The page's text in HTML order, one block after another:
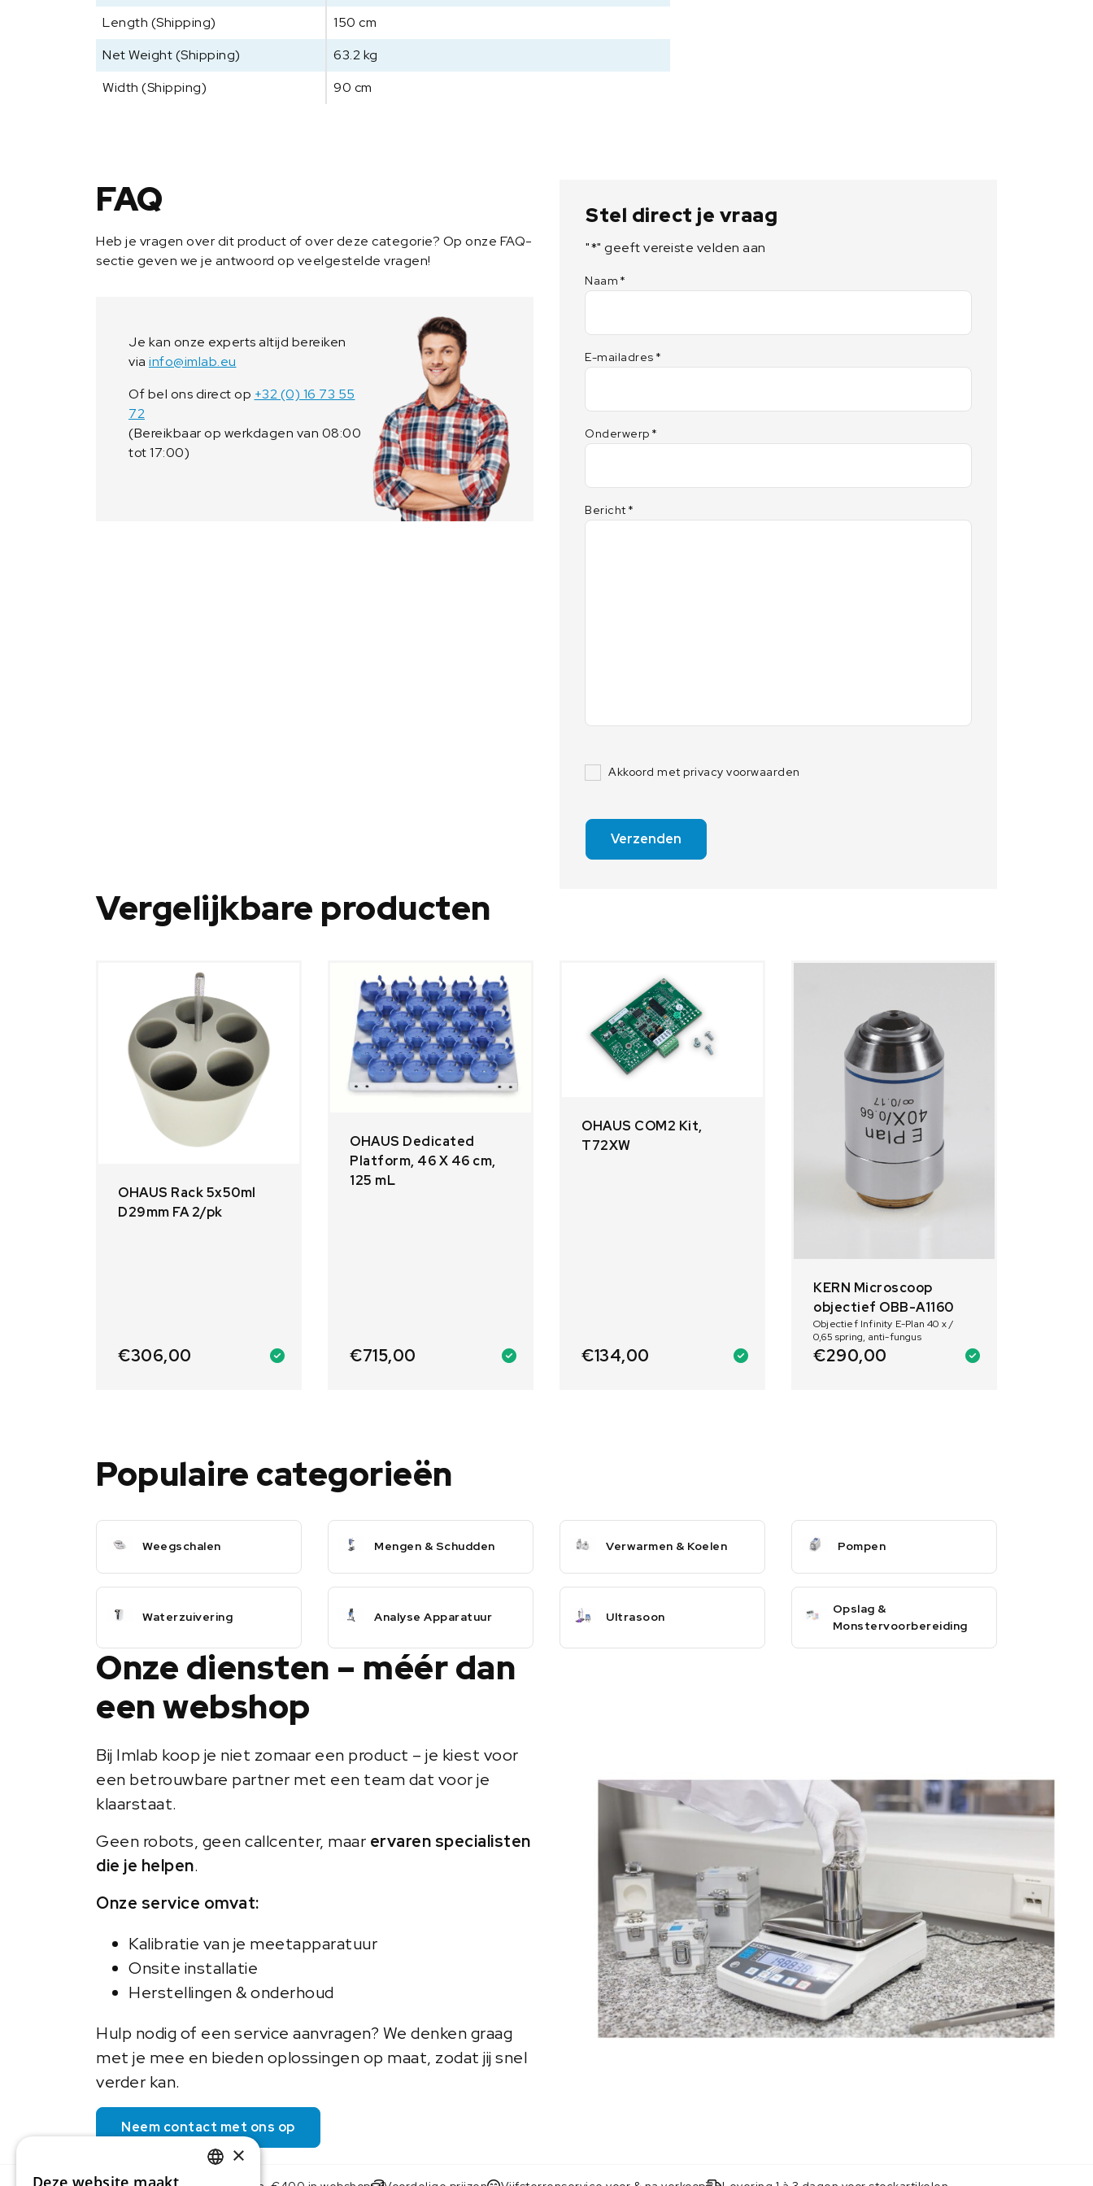
t
l
Length (Shipping)
150 cm
Net Weight (Shipping)
63.2 kg
Width (Shipping)
90 cm
FAQ
Heb je vragen over dit product of over deze categorie? Op onze FAQ-
sectie geven we je antwoord op veelgestelde vragen!
Je kan onze experts altijd bereiken
via info@imlab.eu
Of bel ons direct op +32 (0) 16 73 55
72
(Bereikbaar op werkdagen van 08:00
tot 17:00)
Stel direct je vraag
"*" geeft vereiste velden aan
Naam *
E-mailadres *
Onderwerp *
Bericht *
Akkoord met privacy voorwaarden
Verzenden
Vergelijkbare producten
OHAUS Rack 5x50ml
D29mm FA 2/pk
€306,00
OHAUS Dedicated
Platform, 46 X 46 cm,
125 mL
€715,00
OHAUS COM2 Kit,
T72XW
€134,00
KERN Microscoop
objectief OBB-A1160
Objectief Infinity E-Plan 40 x /
0,65 spring, anti-fungus
€290,00
Populaire categorieën
Weegschalen Mengen & Schudden Verwarmen & Koelen Pompen
Waterzuivering Analyse Apparatuur Ultrasoon
Opslag &
Monstervoorbereiding
Onze diensten – méér dan
een webshop
Bij Imlab koop je niet zomaar een product – je kiest voor
een betrouwbare partner met een team dat voor je
klaarstaat.
Geen robots, geen callcenter, maar ervaren specialisten
die je helpen.
Onze service omvat:
Kalibratie van je meetapparatuur
Onsite installatie
Herstellingen & onderhoud
Hulp nodig of een service aanvragen? We denken graag
met je mee en bieden oplossingen op maat, zodat jij snel
verder kan.
Neem contact met ons op
×
Deze website maakt